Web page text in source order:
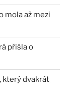
mola až mezi
přišla o
který dvakrát